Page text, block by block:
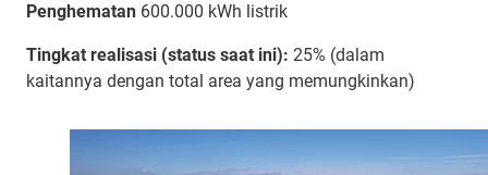
Penghematan 600.000 kWh listrik
Tingkat realisasi (status saat ini): 25% (dalam
kaitannya dengan total area yang memungkinkan)